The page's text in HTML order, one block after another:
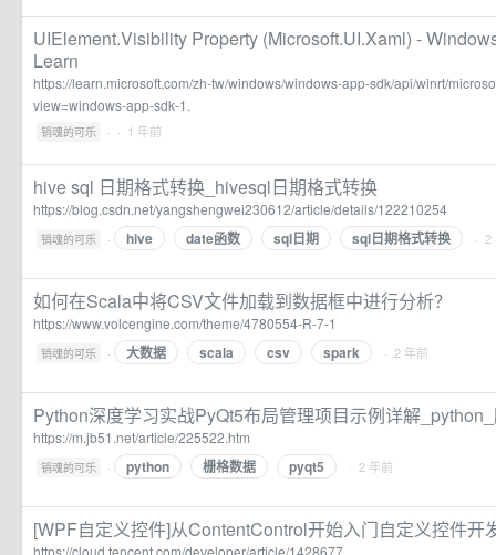
UIElement.Visibility Property (Microsoft.UI.Xaml) -
Learn
https://learn.microsoft.com/zh-tw/windows/windows-app-sdk/api/winrt/
view=windows-app-sdk-1.
销魂的可乐 · · 1 年前
hive sql 日期格式转换_hivesql日期格式转换
https://blog.csdn.net/yangshengwei230612/article/details/122210254
销魂的可乐 · hive date函数 sql日期 sql日期格式转换 · 2
如何在Scala中将CSV文件加载到数据框中进行分析？
https://www.volcengine.com/theme/4780554-R-7-1
销魂的可乐 · 大数据 scala csv spark · 2 年前
Python深度学习实战PyQt5布局管理项目示例详解
https://m.jb51.net/article/225522.htm
销魂的可乐 · python 栅格数据 pyqt5 · 2 年前
[WPF自定义控件]从ContentControl开始入门自定义控件开
https://cloud.tencent.com/developer/article/1428677